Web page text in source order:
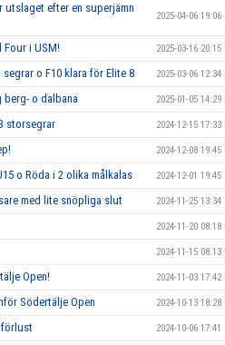
utslaget efter en superjämn
2025-04-06 19:06
Four i USM! 2025-03-16 20:15
o F10 klara för Elite 8 2025-03-06 12:34
berg- o dalbana 2025-01-05 14:29
storsegrar 2024-12-15 17:33
2024-12-08 19:45
o Röda i 2 olika målkalas 2024-12-01 19:45
med lite snöpliga slut 2024-11-25 13:34
2024-11-20 08:18
2024-11-15 08:13
Open! 2024-11-03 17:42
Södertälje Open 2024-10-13 18:28
förlust 2024-10-06 17:41